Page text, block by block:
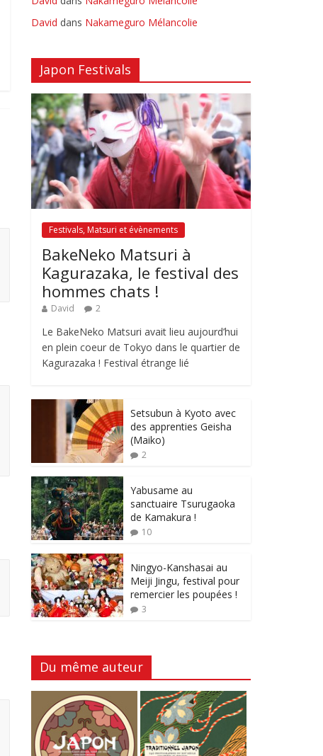
David dans Nakameguro Mélancolie
Japon Festivals
Festivals, Matsuri et évènements
BakeNeko Matsuri à
Kagurazaka, le festival des
hommes chats !
David 2
Le BakeNeko Matsuri avait lieu aujourd’hui
en plein coeur de Tokyo dans le quartier de
Kagurazaka ! Festival étrange lié
Setsubun à Kyoto avec
des apprenties Geisha
(Maiko)
2
Yabusame au
sanctuaire Tsurugaoka
de Kamakura !
10
Ningyo-Kanshasai au
Meiji Jingu, festival pour
remercier les poupées !
3
Du même auteur